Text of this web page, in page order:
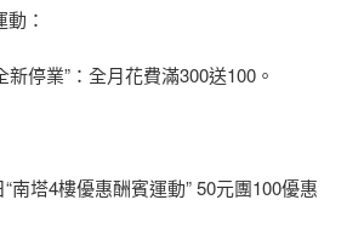
：
新停業”：全月花費滿300送100。
南塔4樓優惠酬賓運動” 50元團100優惠